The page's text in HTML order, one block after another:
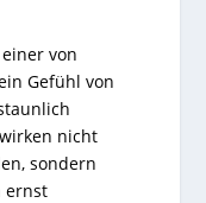
von
Gefühl von
nicht
sondern
ernst